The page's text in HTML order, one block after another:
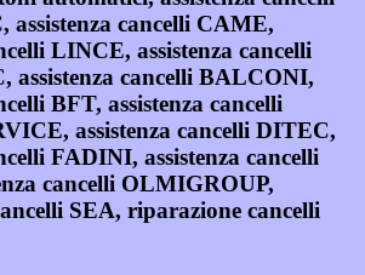
assistenza cancelli CAME,
LINCE, assistenza cancelli
assistenza cancelli BALCONI,
BFT, assistenza cancelli
assistenza cancelli DITEC,
FADINI, assistenza cancelli
cancelli OLMIGROUP,
SEA, riparazione cancelli